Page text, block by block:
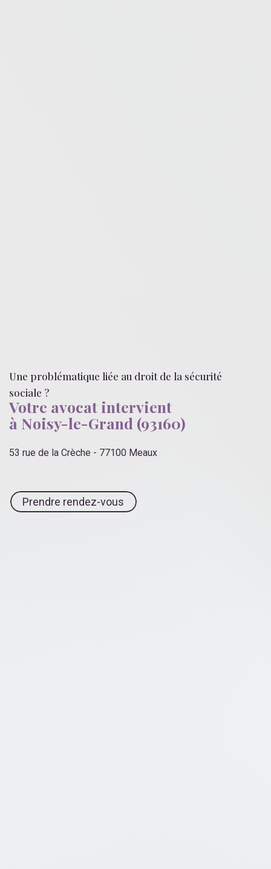
Une problématique liée au droit de la sécurité
sociale ?
Votre avocat intervient
à Noisy-le-Grand (93160)
53 rue de la Crèche - 77100 Meaux
Prendre rendez-vous